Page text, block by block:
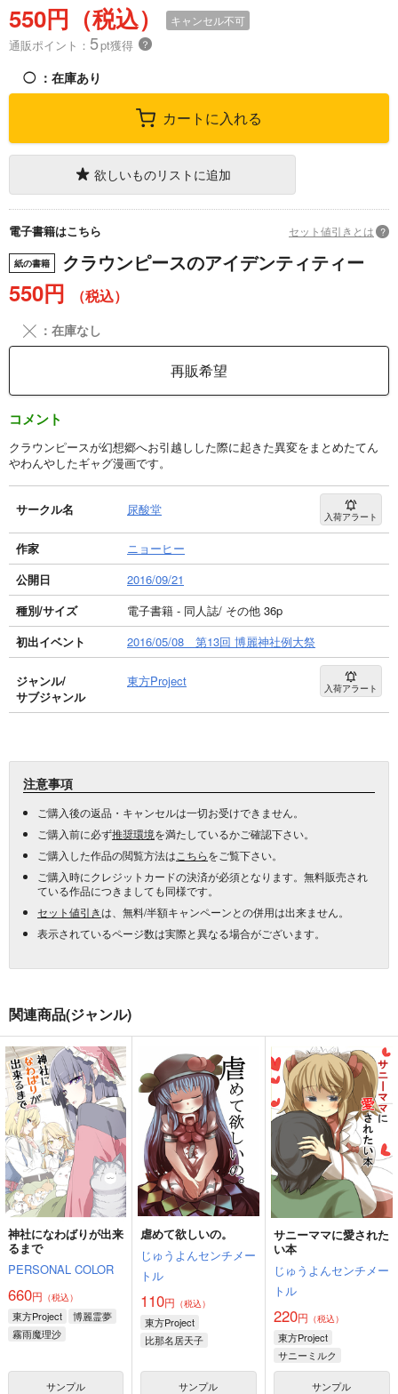
550円（税込） キャンセル不可
通販ポイント： 5pt獲得 ？
◯ ：在庫あり
カートに入れる
欲しいものリストに追加
電子書籍はこちら セット値引きとは ?
紙の書籍 クラウンピースのアイデンティティー
550円 （税込）
╳ ：在庫なし
再販希望
コメント
クラウンピースが幻想郷へお引越しした際に起きた異変をまとめたてん
やわんやしたギャグ漫画です。
サークル名 尿酸堂 入荷アラート
作家
ニョーヒー
公開日
2016/09/21
種別/サイズ
電子書籍 - 同人誌/ その他 36p
初出イベント
2016/05/08 第13回 博麗神社例大祭
ジャンル/
サブジャンル
東方Project 入荷アラート
注意事項
ご購入後の返品・キャンセルは一切お受けできません。
ご購入前に必ず推奨環境を満たしているかご確認下さい。
ご購入した作品の閲覧方法は こちらをご覧下さい。
ご購入時にクレジットカードの決済が必須となります。無料販売され
ている作品につきましても同様です。
セット値引きは、無料/半額キャンペーンとの併用は出来ません。
表示されているページ数は実際と異なる場合がございます。
関連商品(ジャンル)
神社になわばりが出来
るまで
PERSONAL COLOR
660円 （税込）
東方Project
博麗霊夢
霧雨魔理沙
サンプル
虐めて欲しいの。
じゅうよんセンチメー
トル
110円 （税込）
東方Project
比那名居天子
サンプル
サニーママに愛された
い本
じゅうよんセンチメー
トル
220円 （税込）
東方Project
サニーミルク
サンプル